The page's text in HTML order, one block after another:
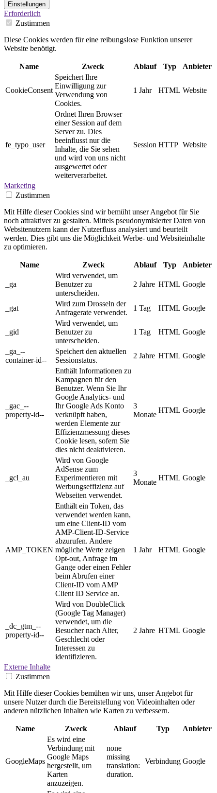
Einstellungen
Erforderlich
Zustimmen
Diese Cookies werden für eine reibungslose Funktion unserer
Website benötigt.
Name Zweck Ablauf Typ Anbieter
CookieConsent
Speichert Ihre
Einwilligung zur
Verwendung von
Cookies.
1 Jahr HTML Website
fe_typo_user
Ordnet Ihren Browser
einer Session auf dem
Server zu. Dies
beeinflusst nur die
Inhalte, die Sie sehen
und wird von uns nicht
ausgewertet oder
weiterverarbeitet.
Session HTTP Website
Marketing
Zustimmen
Mit Hilfe dieser Cookies sind wir bemüht unser Angebot für Sie
noch attraktiver zu gestalten. Mittels pseudonymisierter Daten von
Websitenutzern kann der Nutzerfluss analysiert und beurteilt
werden. Dies gibt uns die Möglichkeit Werbe- und Websiteinhalte
zu optimieren.
Name Zweck Ablauf Typ Anbieter
_ga
Wird verwendet, um
Benutzer zu
unterscheiden.
2 Jahre HTML Google
_gat
Wird zum Drosseln der
Anfragerate verwendet.
1 Tag HTML Google
_gid
Wird verwendet, um
Benutzer zu
unterscheiden.
1 Tag HTML Google
_ga_--
container-id--
Speichert den aktuellen
Sessionstatus.
2 Jahre HTML Google
_gac_--
property-id--
Enthält Informationen zu
Kampagnen für den
Benutzer. Wenn Sie Ihr
Google Analytics- und
Ihr Google Ads Konto
verknüpft haben,
werden Elemente zur
Effizienzmessung dieses
Cookie lesen, sofern Sie
dies nicht deaktivieren.
3
Monate
HTML Google
_gcl_au
Wird von Google
AdSense zum
Experimentieren mit
Werbungseffizienz auf
Webseiten verwendet.
3
Monate
HTML Google
AMP_TOKEN
Enthält ein Token, das
verwendet werden kann,
um eine Client-ID vom
AMP-Client-ID-Service
abzurufen. Andere
mögliche Werte zeigen
Opt-out, Anfrage im
Gange oder einen Fehler
beim Abrufen einer
Client-ID vom AMP
Client ID Service an.
1 Jahr HTML Google
_dc_gtm_--
property-id--
Wird von DoubleClick
(Google Tag Manager)
verwendet, um die
Besucher nach Alter,
Geschlecht oder
Interessen zu
identifizieren.
2 Jahre HTML Google
Externe Inhalte
Zustimmen
Mit Hilfe dieser Cookies bemühen wir uns, unser Angebot für
unsere Nutzer durch die Bereitstellung von Videoinhalten oder
anderen nützlichen Inhalten wie Karten zu verbessern.
Name Zweck Ablauf Typ Anbieter
GoogleMaps
Es wird eine
Verbindung mit
Google Maps
hergestellt, um
Karten
anzuzeigen.
none
missing
translation:
duration.
Verbindung Google